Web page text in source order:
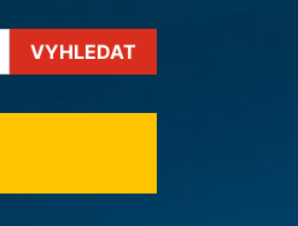
VYHLEDAT